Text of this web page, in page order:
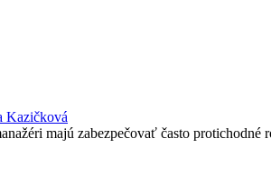
Kazičková
majú zabezpečovať často